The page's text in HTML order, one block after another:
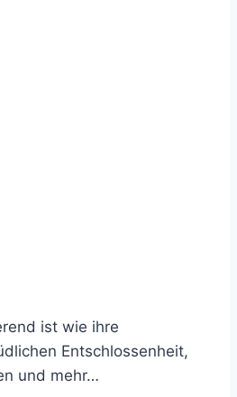
ist wie ihre
Entschlossenheit,
und mehr…